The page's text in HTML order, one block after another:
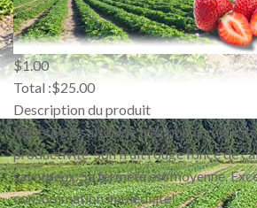
$1.00
Total :$25.00
Description du produit
Variété mi-saison de très bonne
productivité. Son fruit rouge foncé de
savoureux. Sa fermeté est moyenne.
consommation immédiate!